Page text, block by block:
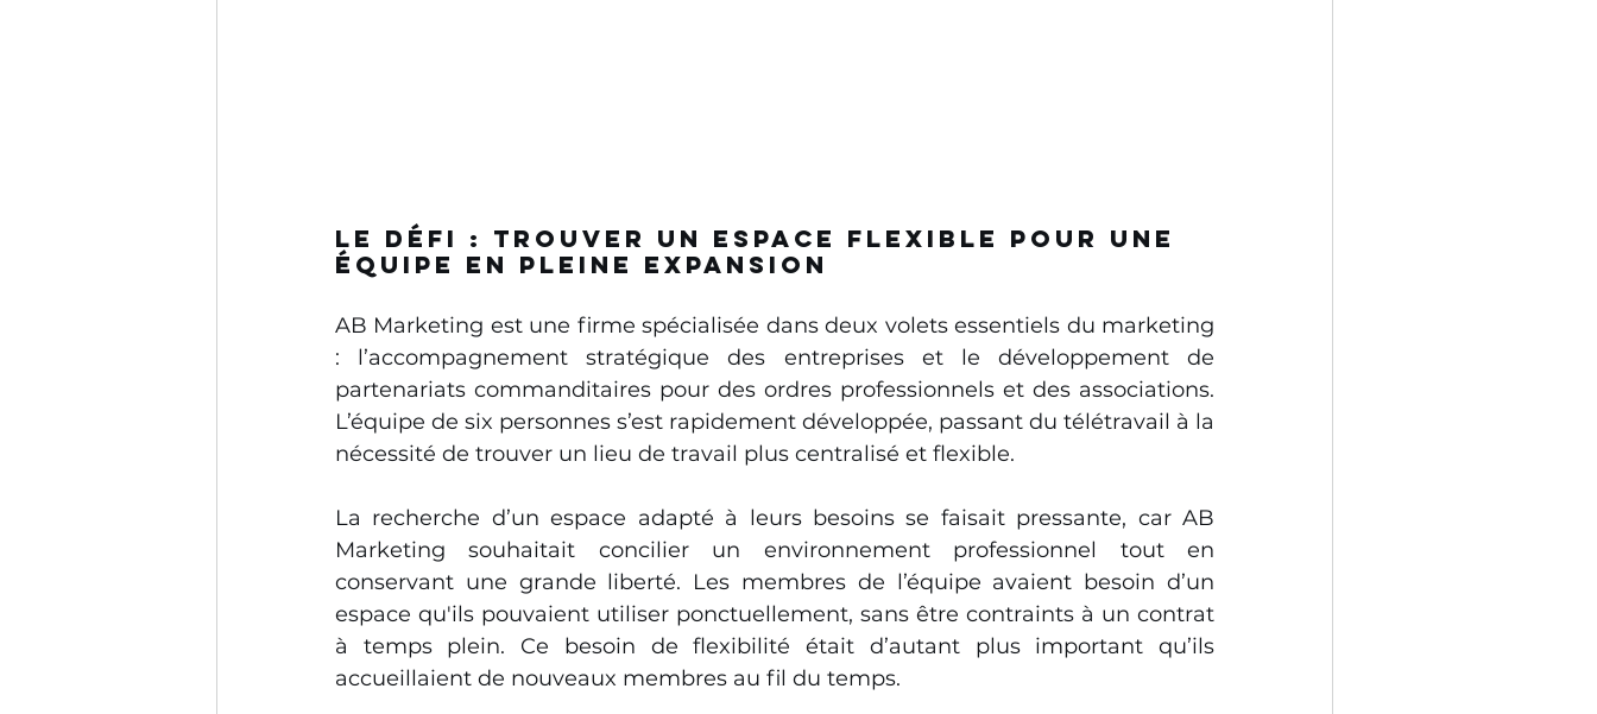
Le défi : Trouver un espace flexible pour une
équipe en pleine expansion
AB Marketing est une firme spécialisée dans deux volets essentiels du marketing
: l’accompagnement stratégique des entreprises et le développement de
partenariats commanditaires pour des ordres professionnels et des associations.
L’équipe de six personnes s’est rapidement développée, passant du télétravail à la
nécessité de trouver un lieu de travail plus centralisé et flexible.
La recherche d’un espace adapté à leurs besoins se faisait pressante, car AB
Marketing souhaitait concilier un environnement professionnel tout en
conservant une grande liberté. Les membres de l’équipe avaient besoin d’un
espace qu'ils pouvaient utiliser ponctuellement, sans être contraints à un contrat
à temps plein. Ce besoin de flexibilité était d’autant plus important qu’ils
accueillaient de nouveaux membres au fil du temps.